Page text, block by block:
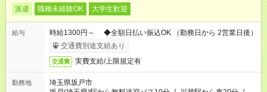
派遣 職種未経験OK 大学生歓迎
給与
時給1300円～ ◆全額日払い振込OK （勤務日から 2営業日後）
交通費別途支給あり
交通費 実費支給/上限規定有
勤務地
埼玉県坂戸市